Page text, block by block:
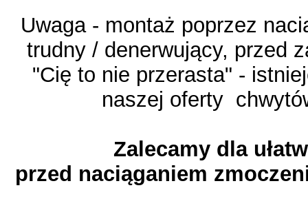
Uwaga - montaż poprzez
trudny / denerwujący, przed
"Cię to nie przerasta" -
naszej oferty
Zalecamy dla
przed naciąganiem